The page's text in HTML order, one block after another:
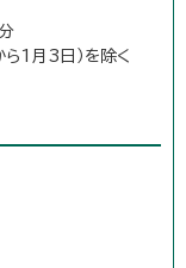
1月3日）を除く